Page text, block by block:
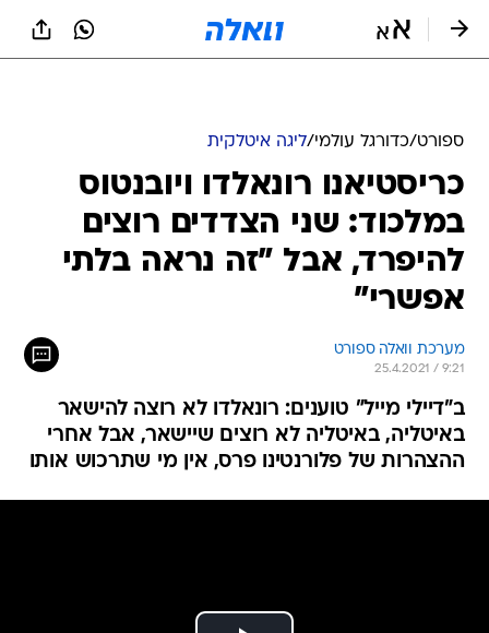
ספורט/כדורגל עולמי/ליגה איטלקית
כריסטיאנו רונאלדו ויובנטוס
במלכוד: שני הצדדים רוצים
להיפרד, אבל "זה נראה בלתי
אפשרי"
מערכת וואלה ספורט
25.4.2021 / 9:21
ב"דיילי מייל" טוענים: רונאלדו לא רוצה להישאר
באיטליה, באיטליה לא רוצים שיישאר, אבל אחרי
ההצהרות של פלורנטינו פרס, אין מי שתרכוש אותו